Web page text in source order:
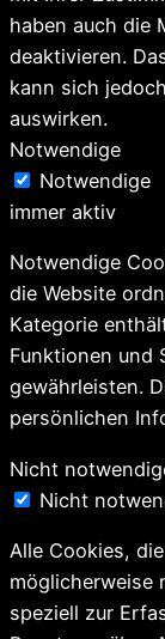
haben auch die
deaktivieren.
kann sich
auswirken.
Notwendige
Notwendige
immer aktiv
Notwendige
die Website
Kategorie
Funktionen und
gewährleisten.
persönlichen
Nicht
Nicht
Alle Cookies,
möglicherweise
speziell zur